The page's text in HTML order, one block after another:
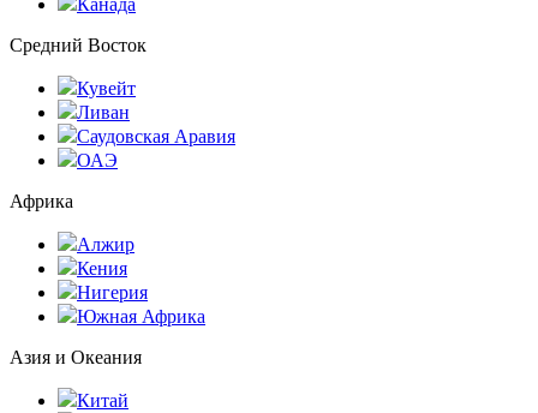
Канада
Средний Восток
Кувейт
Ливан
Саудовская Аравия
ОАЭ
Африка
Алжир
Кения
Нигерия
Южная Африка
Азия и Океания
Китай